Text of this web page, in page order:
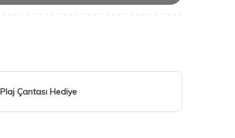
Plaj Çantası Hediye